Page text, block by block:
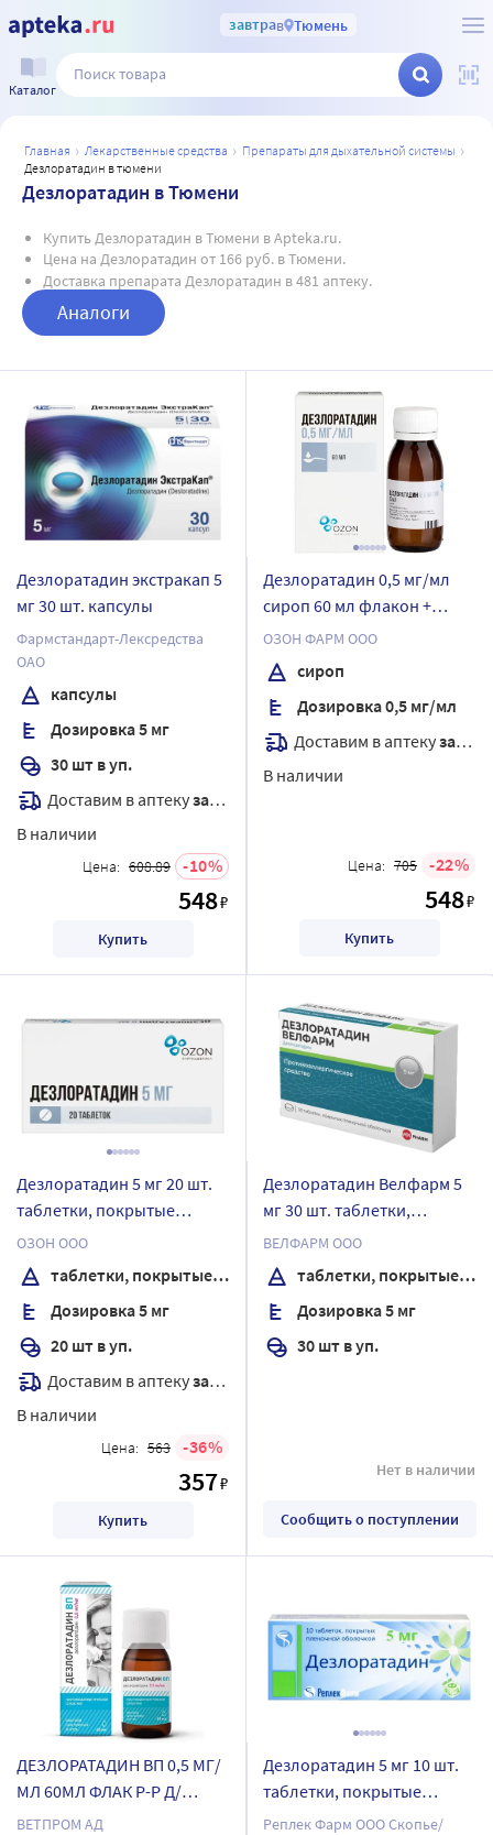
завтрав Тюмень
Каталог
главная лекарственные средства
препараты для дыхательной системы
дезлоратадин в тюмени
Дезлоратадин в Тюмени
Купить Дезлоратадин в Тюмени в Apteka.ru.
Цена на Дезлоратадин от 166 руб. в Тюмени.
Доставка препарата Дезлоратадин в 481 аптеку.
Аналоги
Дезлоратадин экстракап 5
мг 30 шт. капсулы
Фармстандарт-Лексредства
ОАО
капсулы
Дозировка 5 мг
30 шт в уп.
Доставим в аптекузавтра
В наличии
Цена: 608.89 10
548₽
Купить
Дезлоратадин 0,5 мг/мл
сироп 60 мл флакон +
мерная ложка
ОЗОН ФАРМ ООО
сироп
Дозировка 0,5 мг/мл
Доставим в аптекузавтра
В наличии
Цена: 705 22
548₽
Купить
Дезлоратадин 5 мг 20 шт.
таблетки, покрытые
пленочной оболочкой
ОЗОН ООО
таблетки, покрытые пленочной оболочкой
Дозировка 5 мг
20 шт в уп.
Доставим в аптекузавтра
В наличии
Цена: 563 36
357₽
Купить
Дезлоратадин Велфарм 5
мг 30 шт. таблетки,
покрытые пленочной
оболочкой блистер
ВЕЛФАРМ ООО
таблетки, покрытые пленочной оболочкой
Дозировка 5 мг
30 шт в уп.
Нет в наличии
Сообщить о поступлении
ДЕЗЛОРАТАДИН ВП 0,5 МГ/
МЛ 60МЛ ФЛАК Р-Р Д/
ПРИЕМА ВНУТРЬ
ВЕТПРОМ АД
Дезлоратадин 5 мг 10 шт.
таблетки, покрытые
пленочной оболочкой
Реплек Фарм ООО Скопье/